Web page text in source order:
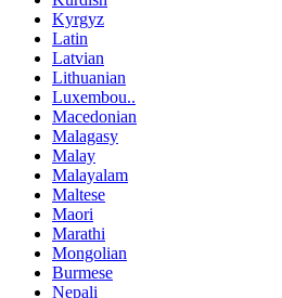
Kyrgyz
Latin
Latvian
Lithuanian
Luxembou..
Macedonian
Malagasy
Malay
Malayalam
Maltese
Maori
Marathi
Mongolian
Burmese
Nepali